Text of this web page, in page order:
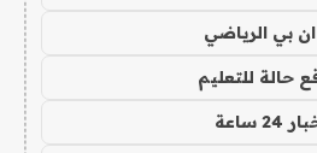
بي الرياضي
حالة للتعليم
24 ساعة